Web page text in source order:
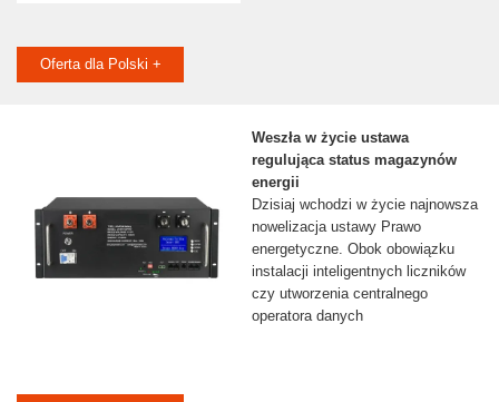
Oferta dla Polski +
Weszła w życie ustawa
regulująca status magazynów
energii
Dzisiaj wchodzi w życie najnowsza
nowelizacja ustawy Prawo
energetyczne. Obok obowiązku
instalacji inteligentnych liczników
czy utworzenia centralnego
operatora danych